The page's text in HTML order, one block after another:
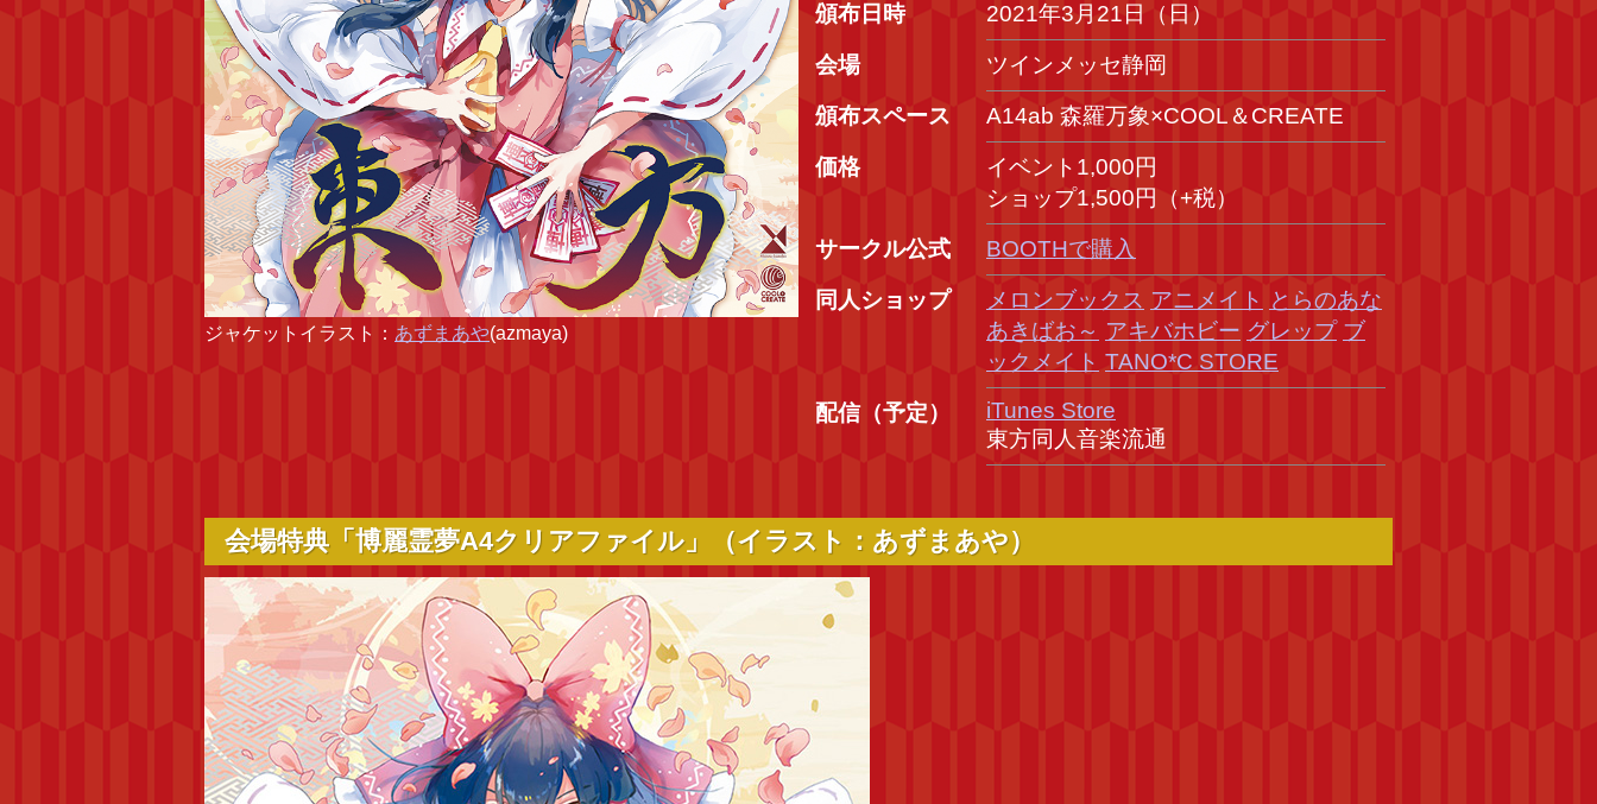
ジャケットイラスト： あずまあや(azmaya)
頒布日時 2021年3月21日（日）
会場 ツインメッセ静岡
頒布スペース A14ab 森羅万象×COOL＆CREATE
価格
イベント1,000円
ショップ1,500円（+税）
サークル公式 BOOTHで購入
同人ショップ メロンブックス アニメイト とらのあな
あきばお～ アキバホビー グレップ ブ
ックメイト TANO*C STORE
配信（予定）
iTunes Store
東方同人音楽流通
会場特典「博麗霊夢A4クリアファイル」（イラスト：あずまあや）